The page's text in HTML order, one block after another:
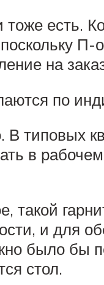
есть.
П-
на
по
типовых
в
и для
было бы
стол.